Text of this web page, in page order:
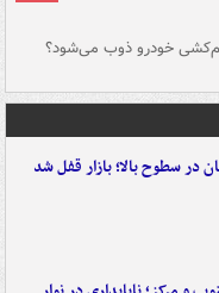
خودرو ذوب می‌شود؟
در سطوح بالا؛ بازار قفل شد